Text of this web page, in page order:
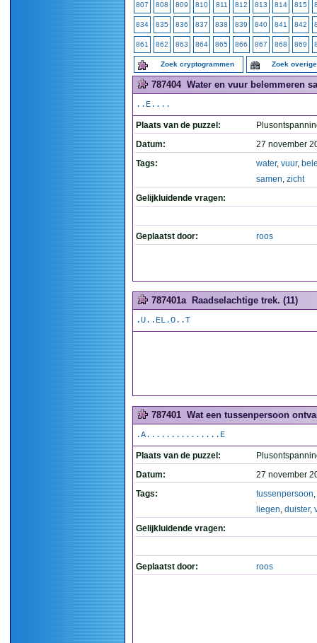
807 808 809 810 811 812 813 814 815
834 835 836 837 838 839 840 841 842
861 862 863 864 865 866 867 868 869
Zoek cryptogrammen Zoek
787404 Water en vuur belemmeren
..E....
Plaats van de puzzel:
Datum:
27 november
Tags:
water, vuur,
samen, zicht
Gelijkluidende vragen:
Geplaatst door: roos
787401a Raadselachtige trek. (11)
.U..EL.O..T
787401 Wat een tussenpersoon
.A...............E
Plaats van de puzzel:
Datum:
27 november
Tags:
tussenpersoon,
liegen, duister,
Gelijkluidende vragen:
Geplaatst door: roos